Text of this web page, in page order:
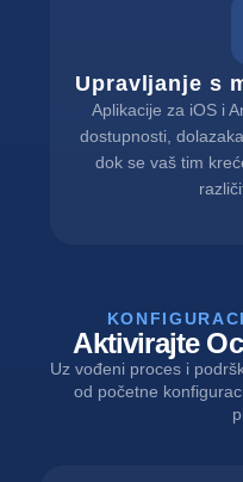
Upravljanje s
Aplikacije za iOS i
dostupnosti,
dok se vaš tim
Aktivirajte
Uz vođeni proces i
od početne